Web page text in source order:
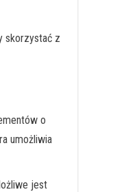
skorzystać z
o
umożliwia
jest